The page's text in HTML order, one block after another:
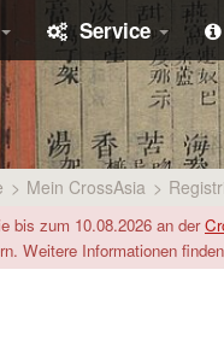
Service
> Mein CrossAsia >
bis zum 10.08.2026 an der
Weitere Informationen